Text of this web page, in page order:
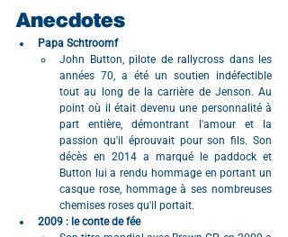
Anecdotes
Papa Schtroomf
John Button, pilote de rallycross dans les
années 70, a été un soutien indéfectible
tout au long de la carrière de Jenson. Au
point où il était devenu une personnalité à
part entière, démontrant l'amour et la
passion qu'il éprouvait pour son fils. Son
décès en 2014 a marqué le paddock et
Button lui a rendu hommage en portant un
casque rose, hommage à ses nombreuses
chemises roses qu'il portait.
2009 : le conte de fée